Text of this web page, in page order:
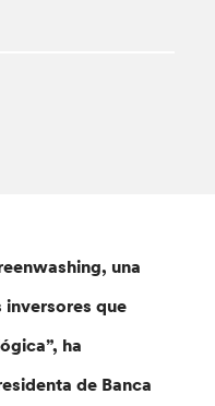
una
que
ha
de Banca